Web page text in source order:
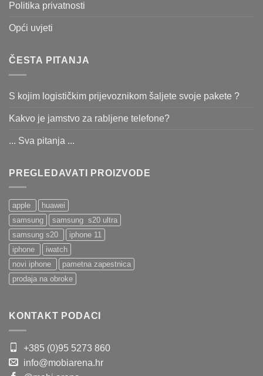
Politika privatnosti
Opći uvjeti
ČESTA PITANJA
S kojim logističkim prijevoznikom šaljete svoje pakete ?
Kakvo je jamstvo za rabljene telefone?
... Sva pitanja ...
PREGLEDAVATI PROIZVODE
apple
huawei
samsung
samsung s20 ultra
samsung s20
iphone 11
iphone
iwatch
novi iphone
pametna zapestnica
prodaja na obroke
KONTAKT PODACI
+385 (0)95 5273 860
info@mobiarena.hr